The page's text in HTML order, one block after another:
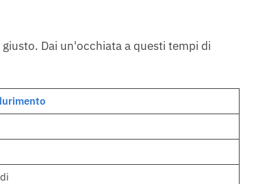
Dai un'occhiata a questi tempi di